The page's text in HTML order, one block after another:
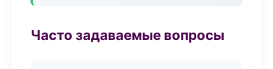
Часто задаваемые вопросы